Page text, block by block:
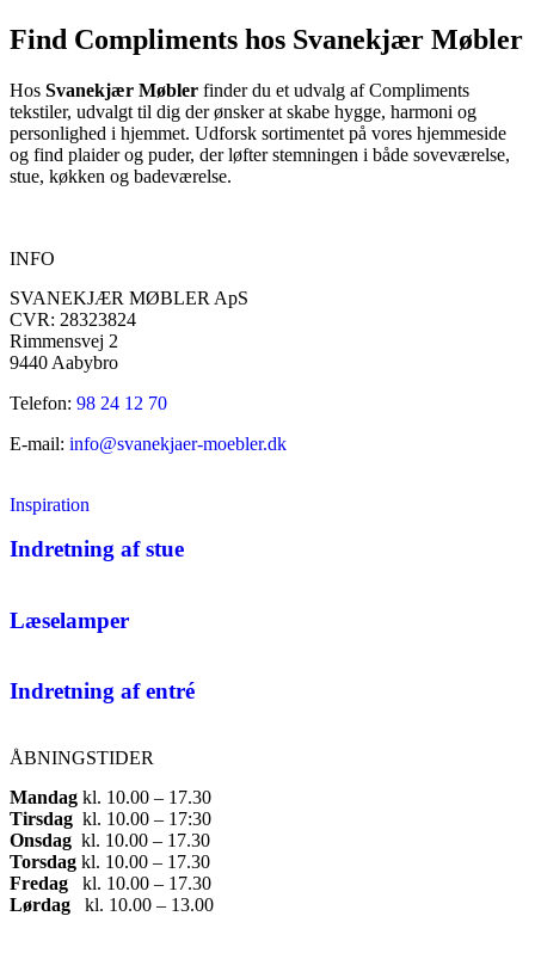
Find Compliments hos Svanekjær Møbler
Hos Svanekjær Møbler finder du et udvalg af Compliments
tekstiler, udvalgt til dig der ønsker at skabe hygge, harmoni og
personlighed i hjemmet. Udforsk sortimentet på vores hjemmeside
og find plaider og puder, der løfter stemningen i både soveværelse,
stue, køkken og badeværelse.
INFO
SVANEKJÆR MØBLER ApS
CVR: 28323824
Rimmensvej 2
9440 Aabybro
Telefon: 98 24 12 70
E-mail: info@svanekjaer-moebler.dk
Inspiration
Indretning af stue
Læselamper
Indretning af entré
ÅBNINGSTIDER
Mandag ​ kl. 10.00 – 17.30​
Tirsdag ​ kl. 10.00 – 17:30​
Onsdag ​ kl. 10.00 – 17.30​
Torsdag ​ kl. 10.00 – 17.30​
Fredag ​ kl. 10.00 – 17.30​
Lørdag ​ kl. 10.00 – 13.00